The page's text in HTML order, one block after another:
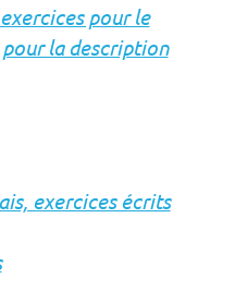
pour le
la description
exercices écrits